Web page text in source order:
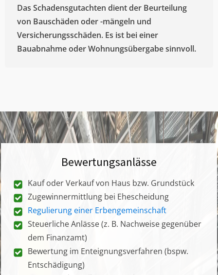
Das Schadensgutachten dient der Beurteilung
von Bauschäden oder -mängeln und
Versicherungsschäden. Es ist bei einer
Bauabnahme oder Wohnungsübergabe sinnvoll.
Bewertungsanlässe
Kauf oder Verkauf von Haus bzw. Grundstück
Zugewinnermittlung bei Ehescheidung
Regulierung einer Erbengemeinschaft
Steuerliche Anlässe (z. B. Nachweise gegenüber
dem Finanzamt)
Bewertung im Enteignungsverfahren (bspw.
Entschädigung)